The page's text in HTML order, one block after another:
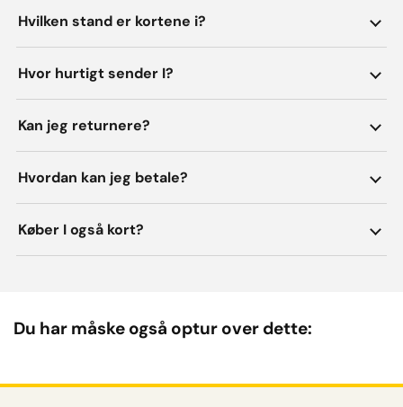
Hvilken stand er kortene i?
Hvor hurtigt sender I?
Kan jeg returnere?
Hvordan kan jeg betale?
Køber I også kort?
Du har måske også optur over dette: